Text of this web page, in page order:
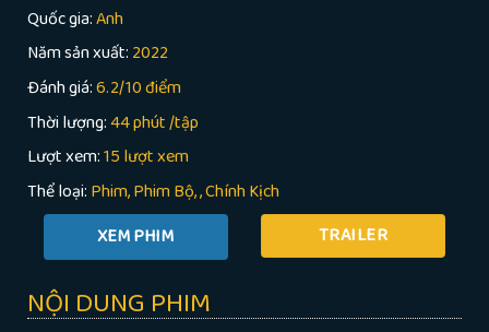
Quốc gia:Anh
Năm sản xuất: 2022
Đánh giá:6.2/10 điểm
Thời lượng:44 phút /tập
Lượt xem:15 lượt xem
Thể loại: Phim Phim Bộ ,Chính Kịch
TRAILER
NỘI DUNG PHIM